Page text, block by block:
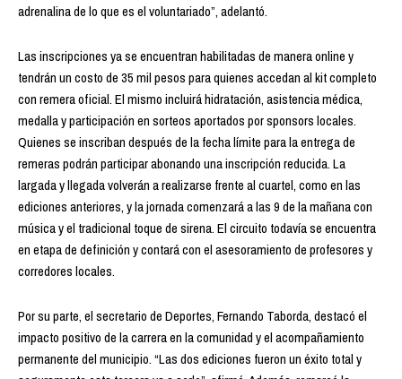
adrenalina de lo que es el voluntariado”, adelantó.
Las inscripciones ya se encuentran habilitadas de manera online y
tendrán un costo de 35 mil pesos para quienes accedan al kit completo
con remera oficial. El mismo incluirá hidratación, asistencia médica,
medalla y participación en sorteos aportados por sponsors locales.
Quienes se inscriban después de la fecha límite para la entrega de
remeras podrán participar abonando una inscripción reducida. La
largada y llegada volverán a realizarse frente al cuartel, como en las
ediciones anteriores, y la jornada comenzará a las 9 de la mañana con
música y el tradicional toque de sirena. El circuito todavía se encuentra
en etapa de definición y contará con el asesoramiento de profesores y
corredores locales.
Por su parte, el secretario de Deportes, Fernando Taborda, destacó el
impacto positivo de la carrera en la comunidad y el acompañamiento
permanente del municipio. “Las dos ediciones fueron un éxito total y